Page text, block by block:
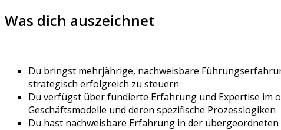
Was dich auszeichnet
Du bringst mehrjährige, nachweisbare
strategisch erfolgreich zu steuern
Du verfügst über fundierte Erfahrung und Expertise im
Geschäftsmodelle und deren spezifische Prozesslogiken
Du hast nachweisbare Erfahrung in der